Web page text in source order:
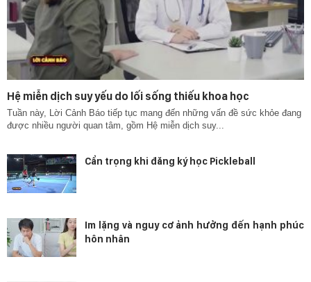
Hệ miễn dịch suy yếu do lối sống thiếu khoa học
Tuần này, Lời Cảnh Báo tiếp tục mang đến những vấn đề sức khỏe đang
được nhiều người quan tâm, gồm Hệ miễn dịch suy...
Cẩn trọng khi đăng ký học Pickleball
Im lặng và nguy cơ ảnh hưởng đến hạnh phúc
hôn nhân